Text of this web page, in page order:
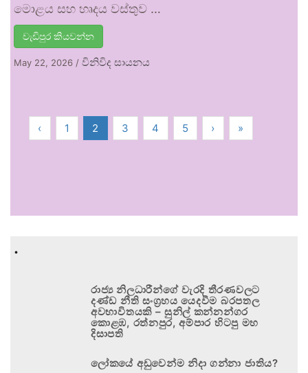
මොළය සහ හෘදය වස්තුව …
වැඩිපුර කියවන්න
May 22, 2026 / විනිවිද සායනය
‹ 1 2 3 4 5 › »
.
රාජ්‍ය නිලධාරීන්ගේ වැරදි තීරණවලට
දණ්ඩ නීති සංග්‍රහය යෙදවීම බරපතල
අවභාවිතයකි – සුනිල් කන්නන්ගර
කොළඹ, රත්නපුර, අම්පාර හිටපු මහ
දිසාපති
ලෝකයේ අඩුවෙන්ම නිදා ගන්නා ජාතිය?